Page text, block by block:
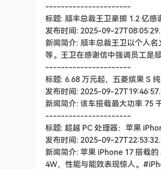
----------------------
标题: 顺丰总裁王卫豪掷 1.2 亿
发布时间: 2025-09-
新闻简介: 顺丰总裁王卫以个人
等。王卫在感谢信中强调员工是
----------------------
标题: 6.68 万元起，五菱缤果 S
发布时间: 2025-09-
新闻简介: 该车搭载最大功率 75
----------------------
标题: 超越 PC 处理器：苹果
发布时间: 2025-09-
新闻简介: 苹果 iPhone 17 搭载
4W，性能与能效表现惊人。